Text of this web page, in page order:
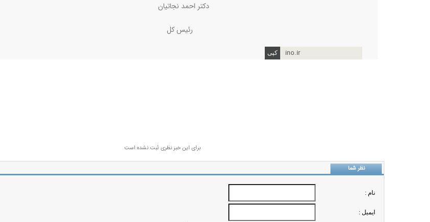
دکتر احمد نجاتیان
رئیس کل
ino.ir
برای این خبر نظری ثبت نشده است
نظر شما
نام :
ايميل :